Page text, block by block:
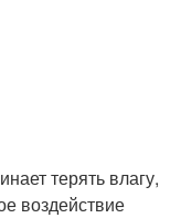
терять влагу,
воздействие